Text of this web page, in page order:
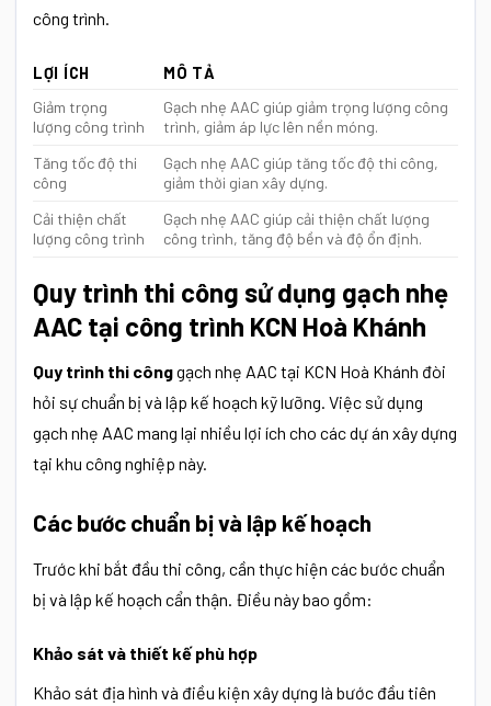
công trình.
LỢI ÍCH
MÔ TẢ
Giảm trọng
lượng công trình
Gạch nhẹ AAC giúp giảm trọng lượng công
trình, giảm áp lực lên nền móng.
Tăng tốc độ thi
công
Gạch nhẹ AAC giúp tăng tốc độ thi công,
giảm thời gian xây dựng.
Cải thiện chất
lượng công trình
Gạch nhẹ AAC giúp cải thiện chất lượng
công trình, tăng độ bền và độ ổn định.
Quy trình thi công sử dụng gạch nhẹ
AAC tại công trình KCN Hoà Khánh
Quy trình thi cônggạch nhẹ AAC tại KCN Hoà Khánh đòi
hỏi sự chuẩn bị và lập kế hoạch kỹ lưỡng. Việc sử dụng
gạch nhẹ AAC mang lại nhiều lợi ích cho các dự án xây dựng
tại khu công nghiệp này.
Các bước chuẩn bị và lập kế hoạch
Trước khi bắt đầu thi công, cần thực hiện các bước chuẩn
bị và lập kế hoạch cẩn thận. Điều này bao gồm:
Khảo sát và thiết kế phù hợp
Khảo sát địa hình và điều kiện xây dựng là bước đầu tiên